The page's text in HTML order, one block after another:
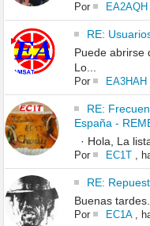
Por EA2AQH,
RE:
Puede abrirse
Lo...
Por EA3HAH,
RE:
España -
· Hola, La
Por EC1T,
RE:
Buenas
Por EC1A,